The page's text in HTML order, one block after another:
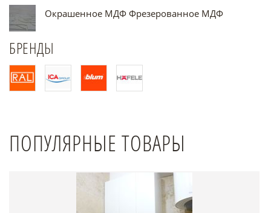
Окрашенное МДФ Фрезерованное МДФ
БРЕНДЫ
ПОПУЛЯРНЫЕ ТОВАРЫ